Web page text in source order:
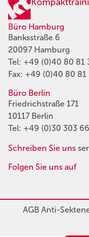
Büro Hamburg
Banksstraße 6
20097 Hamburg
Tel: +49 (0)40 80 81
Fax: +49 (0)40 80 81
Büro Berlin
Friedrichstraße 171
10117 Berlin
Tel: +49 (0)30 303
Schreiben Sie uns
Folgen Sie uns auf
AGBAnti-